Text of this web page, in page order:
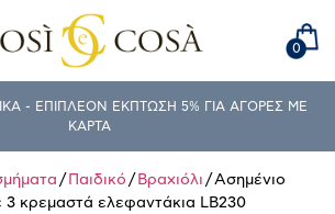
0
- ΕΠΙΠΛΕΟΝ ΕΚΠΤΩΣΗ 5% ΓΙΑ ΑΓΟΡΕΣ ΜΕ
ΚΑΡΤΑ
/ Παιδικό / Βραχιόλι / Ασημένιο
3 κρεμαστά ελεφαντάκια LB230